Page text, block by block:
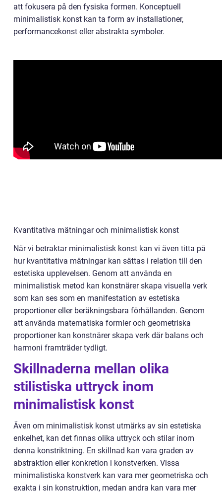
att fokusera på den fysiska formen. Konceptuell
minimalistisk konst kan ta form av installationer,
performancekonst eller abstrakta symboler.
Kvantitativa mätningar och minimalistisk konst
När vi betraktar minimalistisk konst kan vi även titta på
hur kvantitativa mätningar kan sättas i relation till den
estetiska upplevelsen. Genom att använda en
minimalistisk metod kan konstnärer skapa visuella verk
som kan ses som en manifestation av estetiska
proportioner eller beräkningsbara förhållanden. Genom
att använda matematiska formler och geometriska
proportioner kan konstnärer skapa verk där balans och
harmoni framträder tydligt.
Skillnaderna mellan olika
stilistiska uttryck inom
minimalistisk konst
Även om minimalistisk konst utmärks av sin estetiska
enkelhet, kan det finnas olika uttryck och stilar inom
denna konstriktning. En skillnad kan vara graden av
abstraktion eller konkretion i konstverken. Vissa
minimalistiska konstverk kan vara mer geometriska och
exakta i sin konstruktion, medan andra kan vara mer